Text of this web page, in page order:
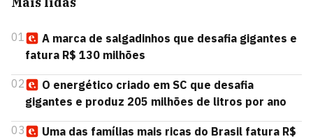
01
A marca de salgadinhos que desafia gigantes e
fatura R$ 130 milhões
02
O energético criado em SC que desafia
gigantes e produz 205 milhões de litros por ano
03
Uma das famílias mais ricas do Brasil fatura R$